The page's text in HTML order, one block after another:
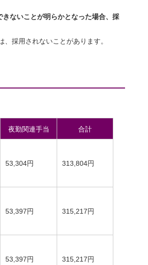
ないことが明らかとなった場合、採
採用されないことがあります。
夜勤関連手当 合計
53,304円 313,804円
53,397円 315,217円
53,397円 315,217円